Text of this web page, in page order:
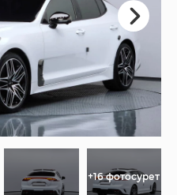
+16 фотосурет